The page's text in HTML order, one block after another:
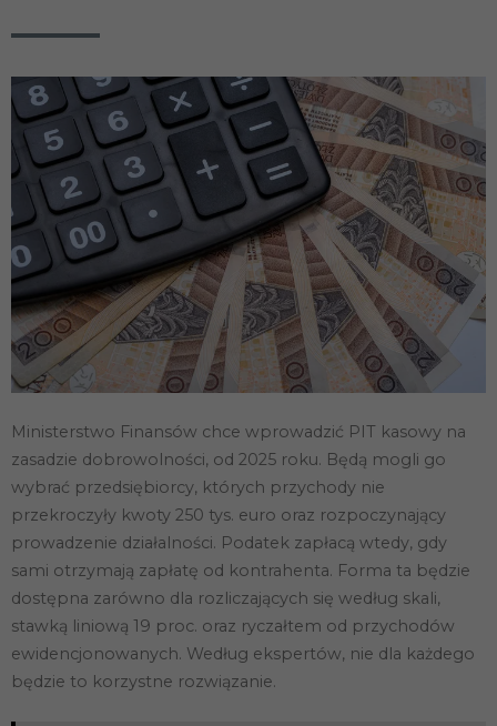
Ministerstwo Finansów chce wprowadzić PIT kasowy na
zasadzie dobrowolności, od 2025 roku. Będą mogli go
wybrać przedsiębiorcy, których przychody nie
przekroczyły kwoty 250 tys. euro oraz rozpoczynający
prowadzenie działalności. Podatek zapłacą wtedy, gdy
sami otrzymają zapłatę od kontrahenta. Forma ta będzie
dostępna zarówno dla rozliczających się według skali,
stawką liniową 19 proc. oraz ryczałtem od przychodów
ewidencjonowanych. Według ekspertów, nie dla każdego
będzie to korzystne rozwiązanie.